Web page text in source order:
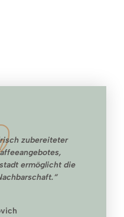
zubereiteter
ermöglicht die